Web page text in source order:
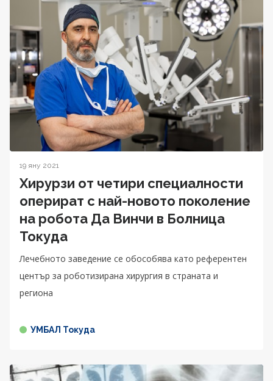
19 яну 2021
Хирурзи от четири специалности
оперират с най-новото поколение
на робота Да Винчи в Болница
Токуда
Лечебното заведение се обособява като референтен
център за роботизирана хирургия в страната и
региона
УМБАЛ Токуда